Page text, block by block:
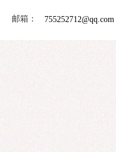
邮箱： 755252712@qq.com